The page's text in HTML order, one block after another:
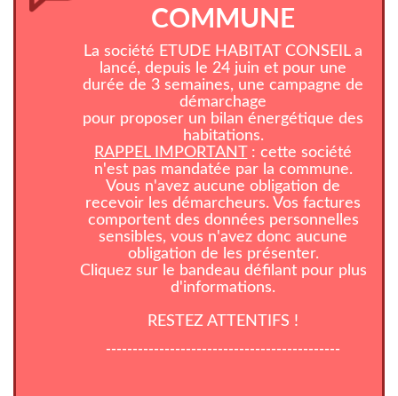
COMMUNE
La société ETUDE HABITAT CONSEIL a
lancé, depuis le 24 juin et pour une
durée de 3 semaines, une campagne de
démarchage
pour proposer un bilan énergétique des
habitations.
RAPPEL IMPORTANT : cette société
n'est pas mandatée par la commune.
Vous n'avez aucune obligation de
recevoir les démarcheurs. Vos factures
comportent des données personnelles
sensibles, vous n'avez donc aucune
obligation de les présenter.
Cliquez sur le bandeau défilant pour plus
d'informations.
RESTEZ ATTENTIFS !
--------------------------------------------